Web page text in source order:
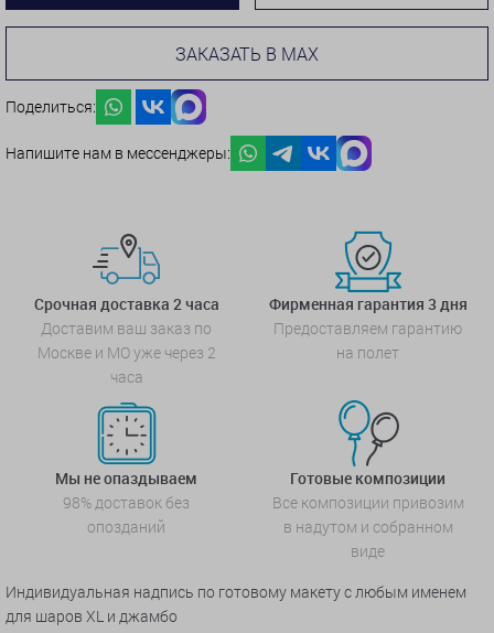
ЗАКАЗАТЬ В MAX
Поделиться:
Напишите нам в мессенджеры:
Срочная доставка 2 часа
Доставим ваш заказ по
Москве и МО уже через 2
часа
Фирменная гарантия 3 дня
Предоставляем гарантию
на полет
Мы не опаздываем
98% доставок без
опозданий
Готовые композиции
Все композиции привозим
в надутом и собранном
виде
Индивидуальная надпись по готовому макету с любым именем
для шаров XL и джамбо